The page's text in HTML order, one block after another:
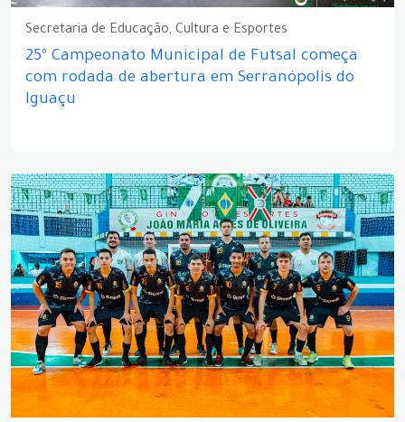
Secretaria de Educação, Cultura e Esportes
25º Campeonato Municipal de Futsal começa
com rodada de abertura em Serranópolis do
Iguaçu